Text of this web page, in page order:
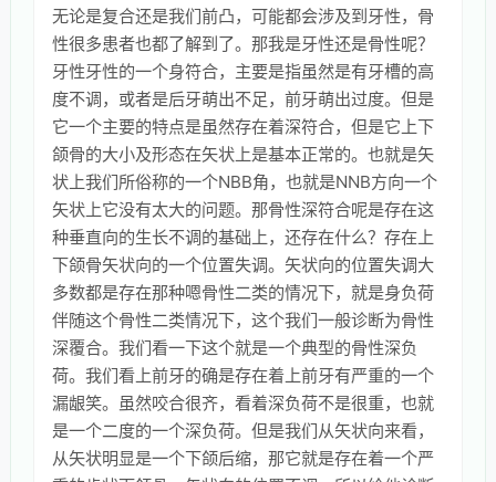
无论是复合还是我们前凸，可能都会涉及到牙性，骨
性很多患者也都了解到了。那我是牙性还是骨性呢？
牙性牙性的一个身符合，主要是指虽然是有牙槽的高
度不调，或者是后牙萌出不足，前牙萌出过度。但是
它一个主要的特点是虽然存在着深符合，但是它上下
颌骨的大小及形态在矢状上是基本正常的。也就是矢
状上我们所俗称的一个NBB角，也就是NNB方向一个
矢状上它没有太大的问题。那骨性深符合呢是存在这
种垂直向的生长不调的基础上，还存在什么？存在上
下颌骨矢状向的一个位置失调。矢状向的位置失调大
多数都是存在那种嗯骨性二类的情况下，就是身负荷
伴随这个骨性二类情况下，这个我们一般诊断为骨性
深覆合。我们看一下这个就是一个典型的骨性深负
荷。我们看上前牙的确是存在着上前牙有严重的一个
漏龈笑。虽然咬合很齐，看着深负荷不是很重，也就
是一个二度的一个深负荷。但是我们从矢状向来看，
从矢状明显是一个下颌后缩，那它就是存在着一个严